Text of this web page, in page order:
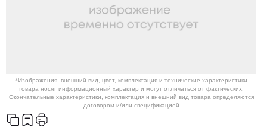
*Изображения, внешний вид, цвет, комплектация и технические характеристики
товара носят информационный характер и могут отличаться от фактических.
Окончательные характеристики, комплектация и внешний вид товара определяются
договором и/или спецификацией